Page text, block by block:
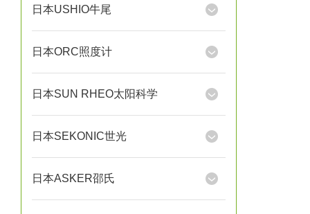
日本USHIO牛尾
日本ORC照度计
日本SUN RHEO太阳科学
日本SEKONIC世光
日本ASKER邵氏